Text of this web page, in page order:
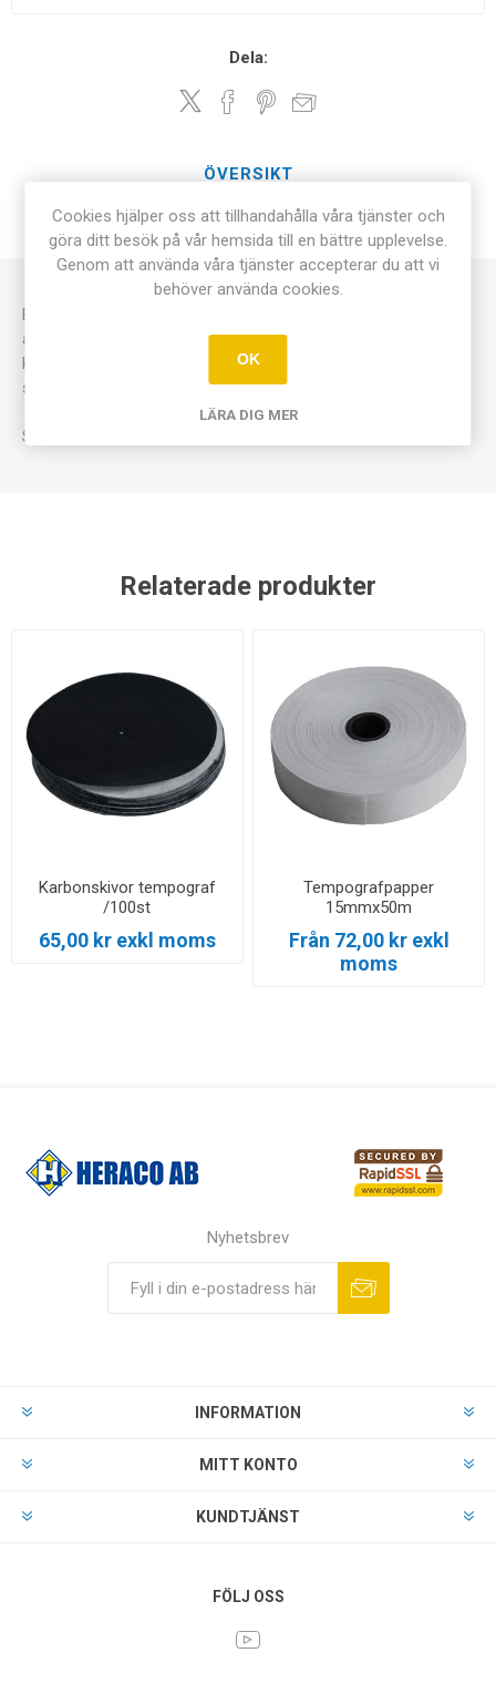
Dela:
ÖVERSIKT
KONTAKTA OSS
Ett enkelt hjälpmedel för mätning av hastighet och
acceleration. Skapar en markering var 0,02s. Levereras med
karbonskivor och en rulle papper. Strömförsörjning köps
separat.
Strömförsörjning: 6-12 V AC.
Relaterade produkter
Karbonskivor tempograf
/100st
65,00 kr exkl moms
Tempografpapper
15mmx50m
Från 72,00 kr exkl
moms
Nyhetsbrev
INFORMATION
MITT KONTO
KUNDTJÄNST
FÖLJ OSS
Cookies hjälper oss att tillhandahålla våra tjänster och
göra ditt besök på vår hemsida till en bättre upplevelse.
Genom att använda våra tjänster accepterar du att vi
behöver använda cookies.
OK
LÄRA DIG MER